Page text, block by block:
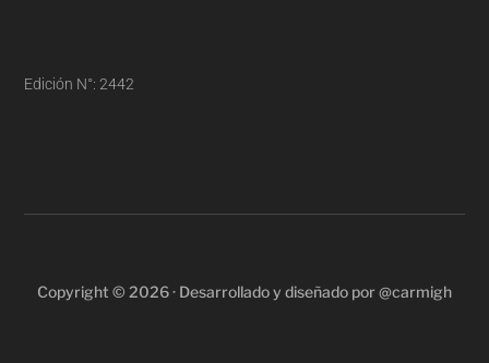
Edición N°: 2442
Copyright © 2026 · Desarrollado y diseñado por @carmigh